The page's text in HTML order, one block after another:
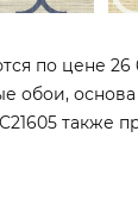
по цене
обои,
также